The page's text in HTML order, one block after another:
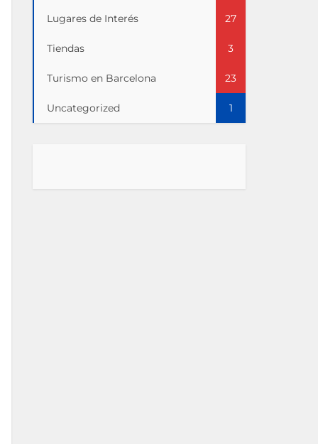
Lugares de Interés 27
Tiendas 3
Turismo en Barcelona 23
Uncategorized 1